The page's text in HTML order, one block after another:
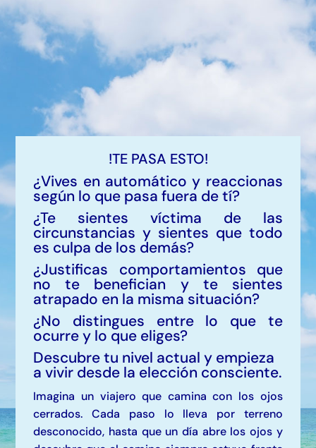
!TE PASA ESTO!
¿Vives en automático y reaccionas
según lo que pasa fuera de tí?
¿Te sientes víctima de las
circunstancias y sientes que todo
es culpa de los demás?
¿Justificas comportamientos que
no te benefician y te sientes
atrapado en la misma situación?
¿No distingues entre lo que te
ocurre y lo que eliges?
Descubre tu nivel actual y empieza
a vivir desde la elección consciente.
Imagina un viajero que camina con los ojos
cerrados. Cada paso lo lleva por terreno
desconocido, hasta que un día abre los ojos y